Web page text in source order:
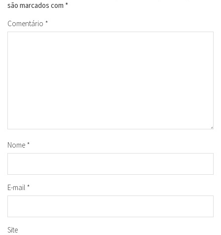
são marcados com *
Comentário *
Nome *
E-mail *
Site